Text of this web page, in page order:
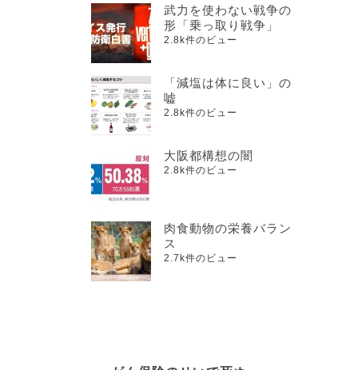
武力を使わない戦争の
形「乗っ取り戦争」
2.8k件のビュー
「減塩は体に良い」の
嘘
2.8k件のビュー
大阪都構想の闇
2.8k件のビュー
肉食動物の栄養バラン
ス
2.7k件のビュー